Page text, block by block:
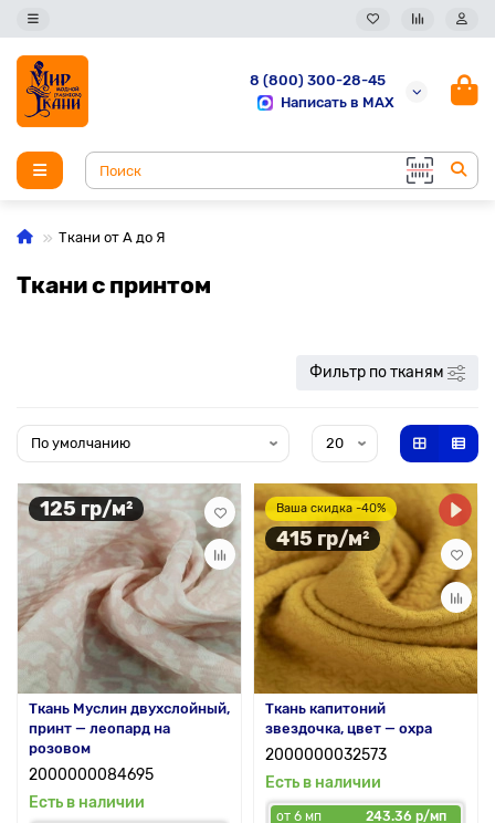
8 (800) 300-28-45
Написать в MAX
Ткани от А до Я
Ткани с принтом
Фильтр по тканям
125 гр/м²
Ткань Муслин двухслойный,
принт — леопард на
розовом
2000000084695
Есть в наличии
Ваша скидка -40%
415 гр/м²
Ткань капитоний
звездочка, цвет — охра
2000000032573
Есть в наличии
от 6 мп
243.36 р/мп